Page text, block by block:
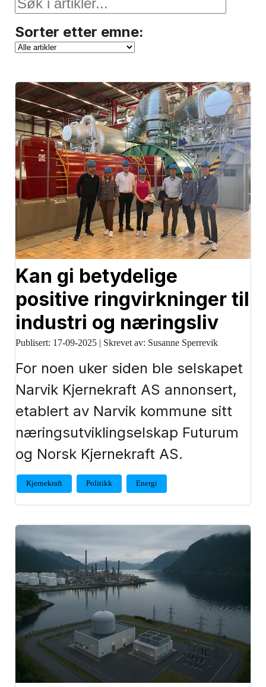
Sorter etter emne:
Kan gi betydelige
positive ringvirkninger til
industri og næringsliv
Publisert: 17-09-2025 | Skrevet av: Susanne Sperrevik
For noen uker siden ble selskapet
Narvik Kjernekraft AS annonsert,
etablert av Narvik kommune sitt
næringsutviklingselskap Futurum
og Norsk Kjernekraft AS.
Kjernekraft Politikk Energi